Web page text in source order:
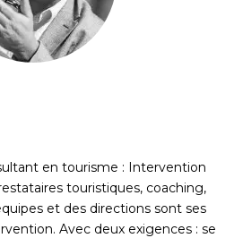
en tourisme : Intervention
touristiques, coaching,
et des directions sont ses
Avec deux exigences : se